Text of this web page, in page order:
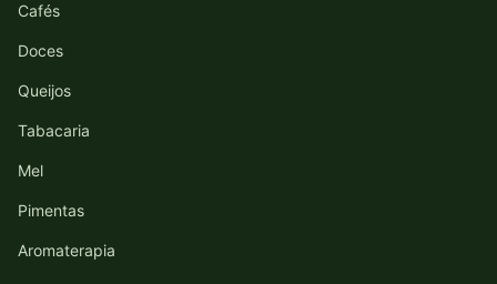
Cafés
Doces
Queijos
Tabacaria
Mel
Pimentas
Aromaterapia